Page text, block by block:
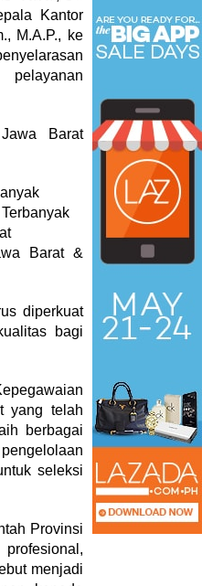
Kantor
M.A.P., ke
Barat
Barat &
diperkuat
bagi
yang telah
berbagai
seleksi
Provinsi
menjadi